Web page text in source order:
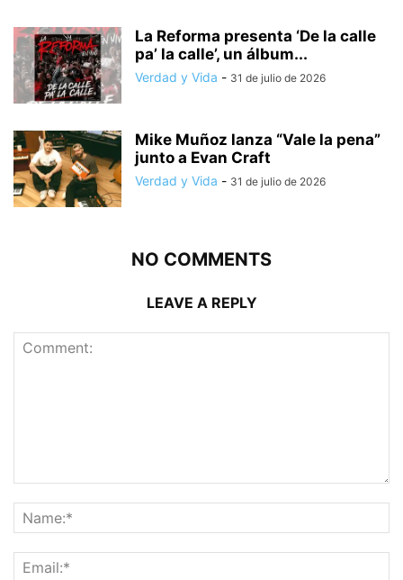
La Reforma presenta ‘De la calle
pa’ la calle’, un álbum...
Verdad y Vida - 31 de julio de 2026
Mike Muñoz lanza “Vale la pena”
junto a Evan Craft
Verdad y Vida - 31 de julio de 2026
NO COMMENTS
LEAVE A REPLY